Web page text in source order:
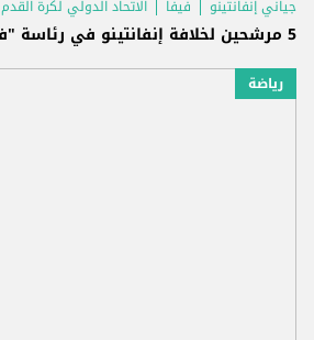
جياني إنفانتينو فيفا الاتحاد الدولي لكرة القدم
5 مرشحين لخلافة إنفانتينو في رئاسة "فيفا" بينهم عربيان
رياضة